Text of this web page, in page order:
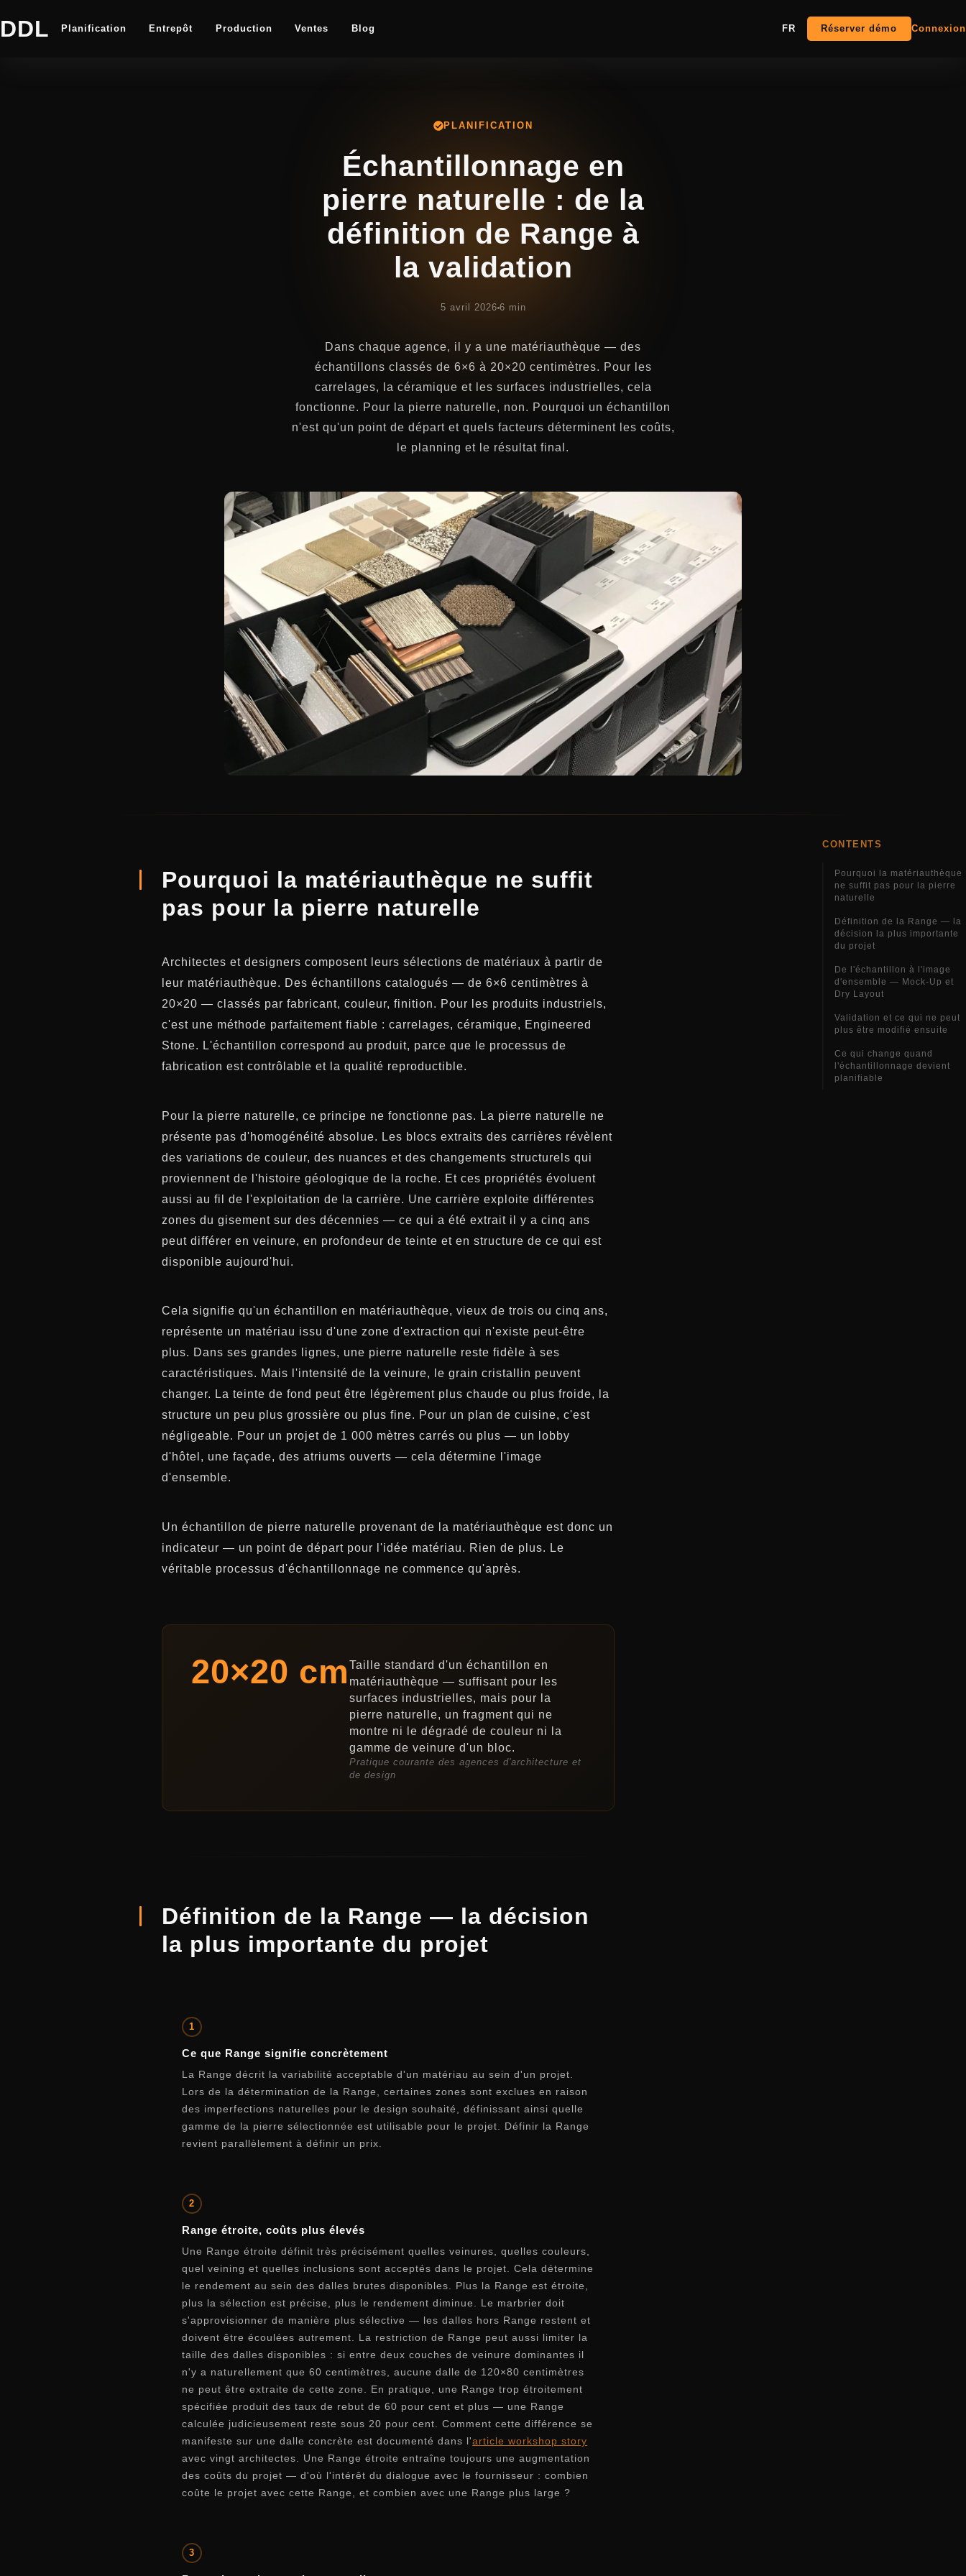
DDL Planification Entrepôt Production Ventes Blog FR Réserver démo Connexion
PLANIFICATION
Échantillonnage en
pierre naturelle : de la
définition de Range à
la validation
5 avril 2026 6 min
Dans chaque agence, il y a une matériauthèque — des
échantillons classés de 6×6 à 20×20 centimètres. Pour les
carrelages, la céramique et les surfaces industrielles, cela
fonctionne. Pour la pierre naturelle, non. Pourquoi un échantillon
n'est qu'un point de départ et quels facteurs déterminent les coûts,
le planning et le résultat final.
Pourquoi la matériauthèque ne suffit
pas pour la pierre naturelle
Architectes et designers composent leurs sélections de matériaux à partir de
leur matériauthèque. Des échantillons catalogués — de 6×6 centimètres à
20×20 — classés par fabricant, couleur, finition. Pour les produits industriels,
c'est une méthode parfaitement fiable : carrelages, céramique, Engineered
Stone. L'échantillon correspond au produit, parce que le processus de
fabrication est contrôlable et la qualité reproductible.
Pour la pierre naturelle, ce principe ne fonctionne pas. La pierre naturelle ne
présente pas d'homogénéité absolue. Les blocs extraits des carrières révèlent
des variations de couleur, des nuances et des changements structurels qui
proviennent de l'histoire géologique de la roche. Et ces propriétés évoluent
aussi au fil de l'exploitation de la carrière. Une carrière exploite différentes
zones du gisement sur des décennies — ce qui a été extrait il y a cinq ans
peut différer en veinure, en profondeur de teinte et en structure de ce qui est
disponible aujourd'hui.
Cela signifie qu'un échantillon en matériauthèque, vieux de trois ou cinq ans,
représente un matériau issu d'une zone d'extraction qui n'existe peut-être
plus. Dans ses grandes lignes, une pierre naturelle reste fidèle à ses
caractéristiques. Mais l'intensité de la veinure, le grain cristallin peuvent
changer. La teinte de fond peut être légèrement plus chaude ou plus froide, la
structure un peu plus grossière ou plus fine. Pour un plan de cuisine, c'est
négligeable. Pour un projet de 1 000 mètres carrés ou plus — un lobby
d'hôtel, une façade, des atriums ouverts — cela détermine l'image
d'ensemble.
Un échantillon de pierre naturelle provenant de la matériauthèque est donc un
indicateur — un point de départ pour l'idée matériau. Rien de plus. Le
véritable processus d'échantillonnage ne commence qu'après.
20×20 cm Taille standard d'un échantillon en
matériauthèque — suffisant pour les
surfaces industrielles, mais pour la
pierre naturelle, un fragment qui ne
montre ni le dégradé de couleur ni la
gamme de veinure d'un bloc.
Pratique courante des agences d'architecture et
de design
Définition de la Range — la décision
la plus importante du projet
1
Ce que Range signifie concrètement
La Range décrit la variabilité acceptable d'un matériau au sein d'un projet.
Lors de la détermination de la Range, certaines zones sont exclues en raison
des imperfections naturelles pour le design souhaité, définissant ainsi quelle
gamme de la pierre sélectionnée est utilisable pour le projet. Définir la Range
revient parallèlement à définir un prix.
2
Range étroite, coûts plus élevés
Une Range étroite définit très précisément quelles veinures, quelles couleurs,
quel veining et quelles inclusions sont acceptés dans le projet. Cela détermine
le rendement au sein des dalles brutes disponibles. Plus la Range est étroite,
plus la sélection est précise, plus le rendement diminue. Le marbrier doit
s'approvisionner de manière plus sélective — les dalles hors Range restent et
doivent être écoulées autrement. La restriction de Range peut aussi limiter la
taille des dalles disponibles : si entre deux couches de veinure dominantes il
n'y a naturellement que 60 centimètres, aucune dalle de 120×80 centimètres
ne peut être extraite de cette zone. En pratique, une Range trop étroitement
spécifiée produit des taux de rebut de 60 pour cent et plus — une Range
calculée judicieusement reste sous 20 pour cent. Comment cette différence se
manifeste sur une dalle concrète est documenté dans l'article workshop story
avec vingt architectes. Une Range étroite entraîne toujours une augmentation
des coûts du projet — d'où l'intérêt du dialogue avec le fournisseur : combien
coûte le projet avec cette Range, et combien avec une Range plus large ?
3
CONTENTS
Pourquoi la matériauthèque
ne suffit pas pour la pierre
naturelle
Définition de la Range — la
décision la plus importante
du projet
De l'échantillon à l'image
d'ensemble — Mock-Up et
Dry Layout
Validation et ce qui ne peut
plus être modifié ensuite
Ce qui change quand
l'échantillonnage devient
planifiable